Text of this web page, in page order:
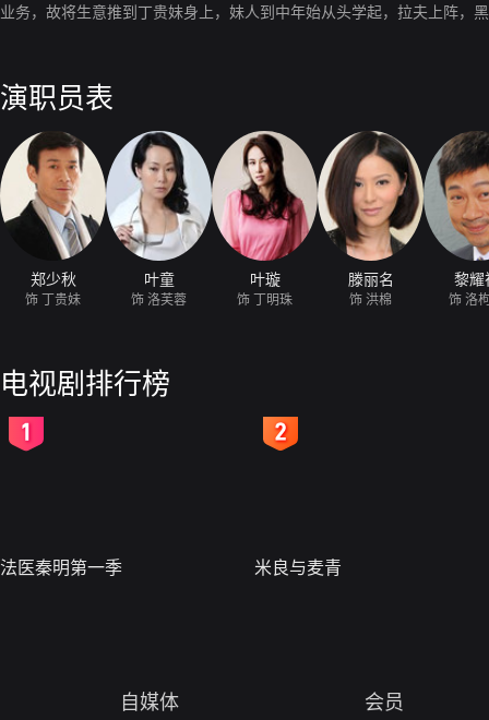
业务，故将生意推到丁贵妹身上，妹人到中年始从头学起，拉夫上阵，
演职员表
郑少秋
饰 丁贵妹
叶童
饰 洛芙蓉
叶璇
饰 丁明珠
滕丽名
饰 洪棉
黎耀
饰 洛
电视剧排行榜
法医秦明第一季 米良与麦青
自媒体 会员